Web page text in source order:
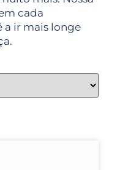
cada
ir mais longe